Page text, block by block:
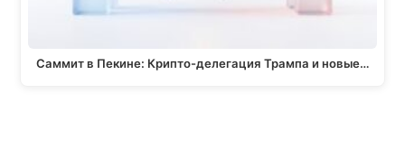
Саммит в Пекине: Крипто-делегация Трампа и новые…